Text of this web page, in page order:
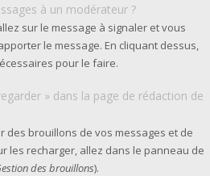
à un modérateur ?
sur le message à signaler et vous
le message. En cliquant dessus,
pour le faire.
» dans la page de rédaction de
des brouillons de vos messages et de
les recharger, allez dans le panneau de
des brouillons).